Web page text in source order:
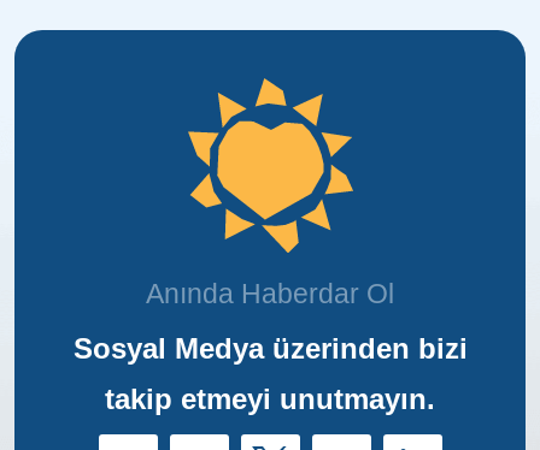
Anında Haberdar Ol
Sosyal Medya üzerinden bizi
takip etmeyi unutmayın.